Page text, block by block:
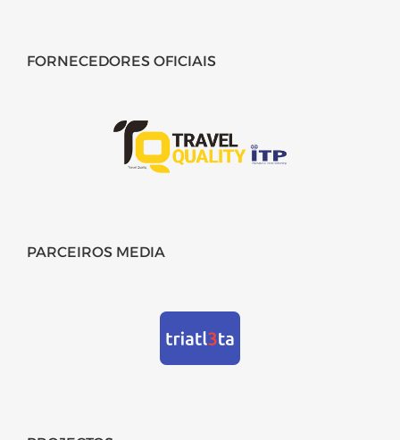
FORNECEDORES OFICIAIS
PARCEIROS MEDIA